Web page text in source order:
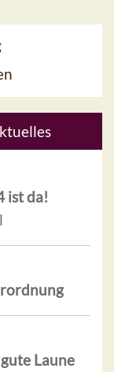
ist da!
Laune